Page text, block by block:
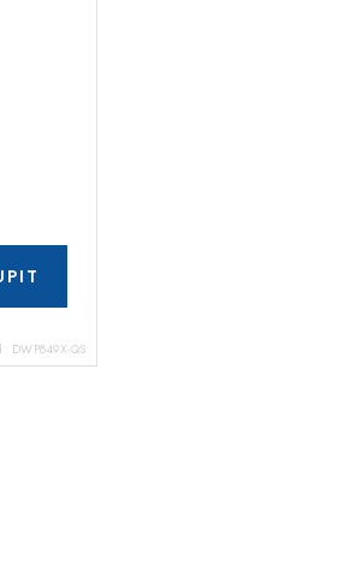
DWP849X-QS